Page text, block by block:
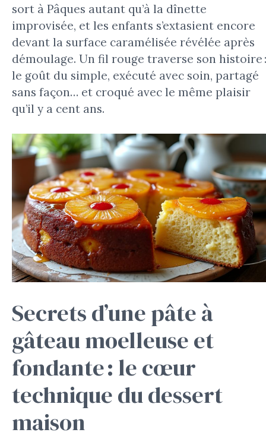
sort à Pâques autant qu’à la dînette
improvisée, et les enfants s’extasient encore
devant la surface caramélisée révélée après
démoulage. Un fil rouge traverse son histoire :
le goût du simple, exécuté avec soin, partagé
sans façon… et croqué avec le même plaisir
qu’il y a cent ans.
Secrets d’une pâte à
gâteau moelleuse et
fondante : le cœur
technique du dessert
maison